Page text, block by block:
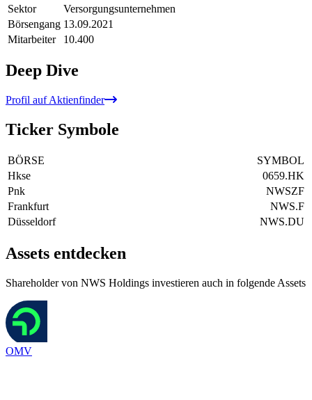
Sektor
Versorgungsunternehmen
Börsengang 13.09.2021
Mitarbeiter
10.400
Deep Dive
Profil auf Aktienfinder
Ticker Symbole
BÖRSE
SYMBOL
Hkse
0659.HK
Pnk
NWSZF
Frankfurt
NWS.F
Düsseldorf
NWS.DU
Assets entdecken
Shareholder von NWS Holdings investieren auch in folgende Assets
OMV